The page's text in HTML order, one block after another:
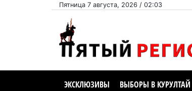
Пятница 7 августа, 2026 / 02:03
ЭКСКЛЮЗИВЫ ВЫБОРЫ В КУРУЛТАЙ